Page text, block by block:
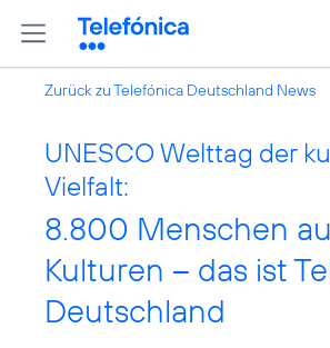
Zurück zu Telefónica Deutschland News
UNESCO Welttag der
Vielfalt:
8.800 Menschen
Kulturen – das ist
Deutschland